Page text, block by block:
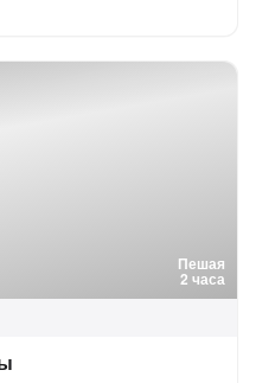
Пешая
2 часа